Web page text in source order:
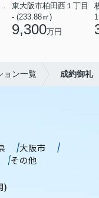
東大阪市柏田西１丁目
- (233.88㎡)
9,300万円
ョン一覧 成約御礼
大阪市
その他
)